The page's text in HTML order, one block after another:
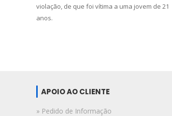
violação, de que foi vítima a uma jovem de 21
anos.
APOIO AO CLIENTE
» Pedido de Informação